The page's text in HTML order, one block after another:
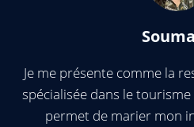
Je me présente comme la
spécialisée dans le
permet de marier mon